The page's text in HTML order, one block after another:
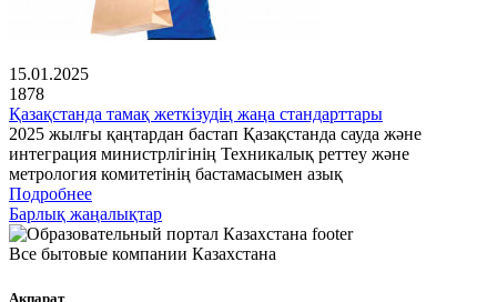
15.01.2025
1878
Қазақстанда тамақ жеткізудің жаңа стандарттары
2025 жылғы қаңтардан бастап Қазақстанда сауда және
интеграция министрлігінің Техникалық реттеу және
метрология комитетінің бастамасымен азық
Подробнее
Барлық жаңалықтар
Все бытовые компании Казахстана
Ақпарат